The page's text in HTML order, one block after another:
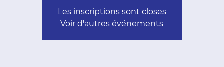
Les inscriptions sont closes
Voir d'autres événements